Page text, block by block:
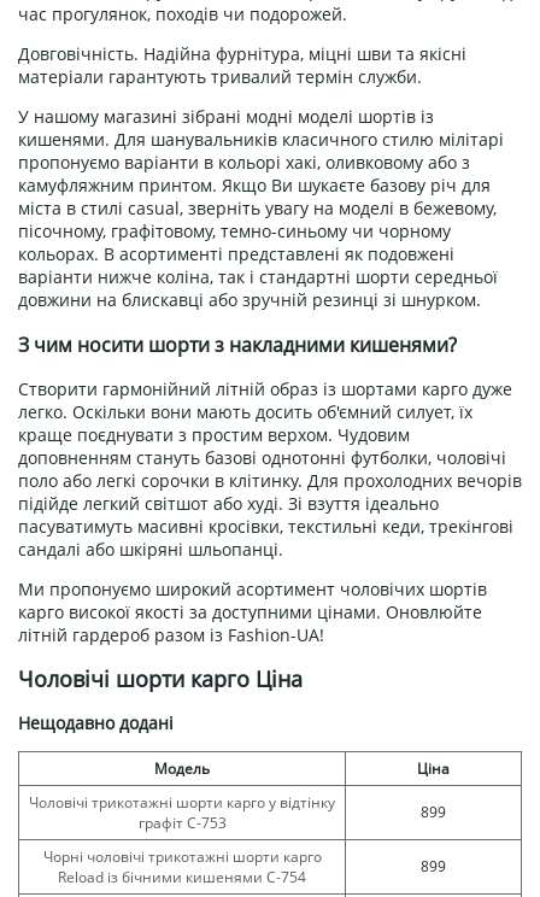
час прогулянок, походів чи подорожей.
Довговічність. Надійна фурнітура, міцні шви та якісні
матеріали гарантують тривалий термін служби.
У нашому магазині зібрані модні моделі шортів із
кишенями. Для шанувальників класичного стилю мілітарі
пропонуємо варіанти в кольорі хакі, оливковому або з
камуфляжним принтом. Якщо Ви шукаєте базову річ для
міста в стилі casual, зверніть увагу на моделі в бежевому,
пісочному, графітовому, темно-синьому чи чорному
кольорах. В асортименті представлені як подовжені
варіанти нижче коліна, так і стандартні шорти середньої
довжини на блискавці або зручній резинці зі шнурком.
З чим носити шорти з накладними кишенями?
Створити гармонійний літній образ із шортами карго дуже
легко. Оскільки вони мають досить об'ємний силует, їх
краще поєднувати з простим верхом. Чудовим
доповненням стануть базові однотонні футболки, чоловічі
поло або легкі сорочки в клітинку. Для прохолодних вечорів
підійде легкий світшот або худі. Зі взуття ідеально
пасуватимуть масивні кросівки, текстильні кеди, трекінгові
сандалі або шкіряні шльопанці.
Ми пропонуємо широкий асортимент чоловічих шортів
карго високої якості за доступними цінами. Оновлюйте
літній гардероб разом із Fashion-UA!
Чоловічі шорти карго Ціна
Нещодавно додані
Модель
Ціна
Чоловічі трикотажні шорти карго у відтінку
графіт С-753
899
Чорні чоловічі трикотажні шорти карго
Reload із бічними кишенями С-754
899